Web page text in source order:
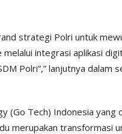
strategi Polri untuk
integrasi aplikasi
Polri”,” lanjutnya dalam
(Go Tech) Indonesia yang
merupakan transformasi